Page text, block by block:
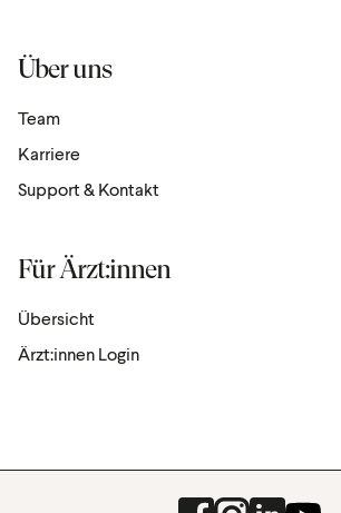
Über uns
Team
Karriere
Support & Kontakt
Für Ärzt:innen
Übersicht
Ärzt:innen Login